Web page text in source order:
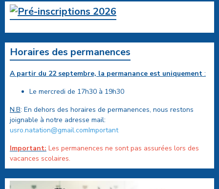
Horaires des permanences
A partir du 22 septembre, la permanance est uniquement :
Le mercredi de 17h30 à 19h30
N.B: En dehors des horaires de permanences, nous restons
joignable à notre adresse mail:
usro.natation@gmail.comImportant
Important: Les permanences ne sont pas assurées lors des
vacances scolaires.